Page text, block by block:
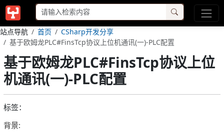
站点导航 首页
CSharp开发分享
基于欧姆龙PLC#FinsTcp协议上位机通讯(一)-PLC配置
基于欧姆龙PLC#FinsTcp协议上位
机通讯(一)-PLC配置
标签：
背景: